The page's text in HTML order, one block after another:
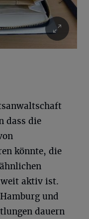
dass die
könnte, die
aktiv ist.
und
dauern